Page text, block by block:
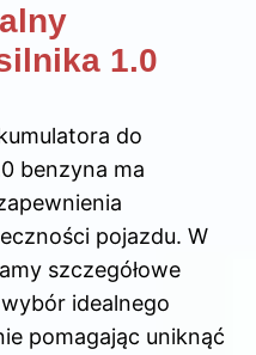
1.0
do
benzyna ma
pojazdu. W
szczegółowe
idealnego
pomagając uniknąć